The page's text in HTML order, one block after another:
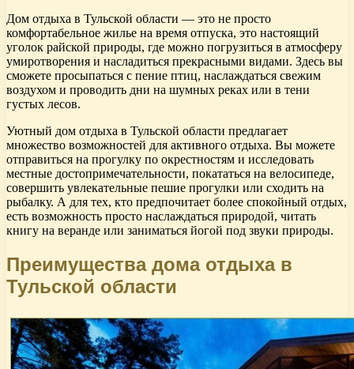
Дом отдыха в Тульской области — это не просто
комфортабельное жилье на время отпуска, это настоящий
уголок райской природы, где можно погрузиться в атмосферу
умиротворения и насладиться прекрасными видами. Здесь вы
сможете просыпаться с пение птиц, наслаждаться свежим
воздухом и проводить дни на шумных реках или в тени
густых лесов.
Уютный дом отдыха в Тульской области предлагает
множество возможностей для активного отдыха. Вы можете
отправиться на прогулку по окрестностям и исследовать
местные достопримечательности, покататься на велосипеде,
совершить увлекательные пешие прогулки или сходить на
рыбалку. А для тех, кто предпочитает более спокойный отдых,
есть возможность просто наслаждаться природой, читать
книгу на веранде или заниматься йогой под звуки природы.
Преимущества дома отдыха в
Тульской области